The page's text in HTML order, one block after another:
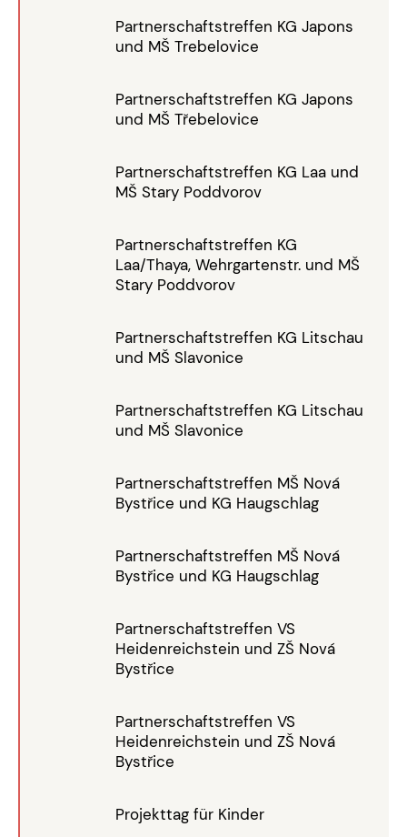
Partnerschaftstreffen KG Japons
und MŠ Trebelovice
Partnerschaftstreffen KG Japons
und MŠ Třebelovice
Partnerschaftstreffen KG Laa und
MŠ Stary Poddvorov
Partnerschaftstreffen KG
Laa/Thaya, Wehrgartenstr. und MŠ
Stary Poddvorov
Partnerschaftstreffen KG Litschau
und MŠ Slavonice
Partnerschaftstreffen KG Litschau
und MŠ Slavonice
Partnerschaftstreffen MŠ Nová
Bystřice und KG Haugschlag
Partnerschaftstreffen MŠ Nová
Bystřice und KG Haugschlag
Partnerschaftstreffen VS
Heidenreichstein und ZŠ Nová
Bystřice
Partnerschaftstreffen VS
Heidenreichstein und ZŠ Nová
Bystřice
Projekttag für Kinder